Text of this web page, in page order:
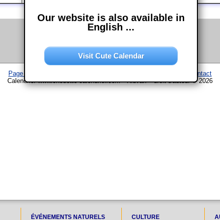
Page d'accueil
Contact
Calendrier www.chouette-calendrier.com • Ridván – droit d'auteur © 2026
ÉVÉNEMENTS NATURELS CULTURE
Our website is also available in
English ...
Visit Cute Calendar